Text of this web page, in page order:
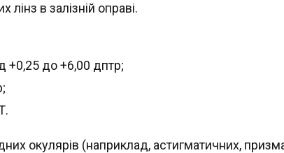
в залізній оправі.
+0,25 до +6,00 дптр;
окулярів (наприклад, астигматичних,